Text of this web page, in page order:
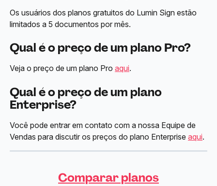
Os usuários dos planos gratuitos do Lumin Sign estão
limitados a 5 documentos por mês.
Qual é o preço de um plano Pro?
Veja o preço de um plano Pro aqui.
Qual é o preço de um plano
Enterprise?
Você pode entrar em contato com a nossa Equipe de
Vendas para discutir os preços do plano Enterprise aqui.
Comparar planos